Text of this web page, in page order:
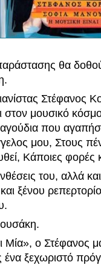
θα
Στέφανος
στον μουσικό
που
μου, Στους
Κάποιες φορές
του, αλλά
ξένου
ο Στέφανος
ένα ξεχωριστό